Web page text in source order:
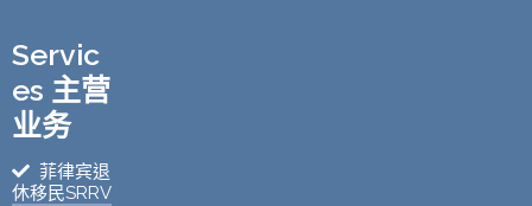
Servic
es 主营
业务
菲律宾退
休移民SRRV